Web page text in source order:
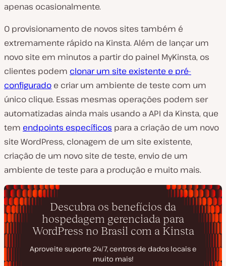
apenas ocasionalmente.
O provisionamento de novos sites também é
extremamente rápido na Kinsta. Além de lançar um
novo site em minutos a partir do painel MyKinsta, os
clientes podem clonar um site existente e pré-
configurado e criar um ambiente de teste com um
único clique. Essas mesmas operações podem ser
automatizadas ainda mais usando a API da Kinsta, que
tem endpoints específicos para a criação de um novo
site WordPress, clonagem de um site existente,
criação de um novo site de teste, envio de um
ambiente de teste para a produção e muito mais.